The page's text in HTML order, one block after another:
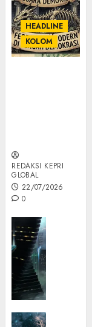
HEADLINE
KOLOM
REDAKSI KEPRI
GLOBAL
22/07/2026
0